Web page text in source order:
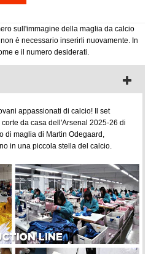
sull'immagine della maglia da calcio
è necessario inserirli nuovamente. In
e il numero desiderati.
appassionati di calcio! Il set
da casa dell'Arsenal 2025-26 di
di maglia di Martin Odegaard,
in una piccola stella del calcio.